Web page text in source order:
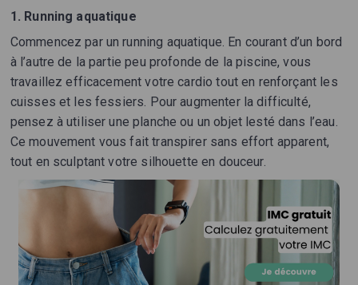
1. Running aquatique
Commencez par un running aquatique. En courant d’un bord
à l’autre de la partie peu profonde de la piscine, vous
travaillez efficacement votre cardio tout en renforçant les
cuisses et les fessiers. Pour augmenter la difficulté,
pensez à utiliser une planche ou un objet lesté dans l’eau.
Ce mouvement vous fait transpirer sans effort apparent,
tout en sculptant votre silhouette en douceur.